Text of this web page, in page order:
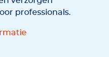
professionals.